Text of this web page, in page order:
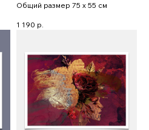
Общий размер 75 x 55 см
1 190 р.